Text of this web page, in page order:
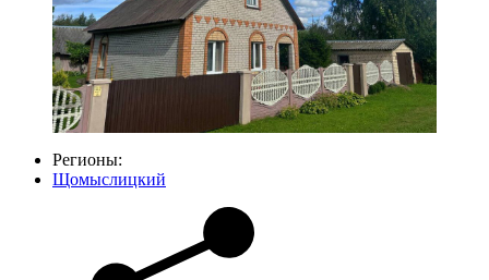
Регионы:
Щомыслицкий